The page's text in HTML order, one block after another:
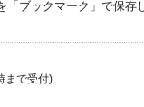
懺悔ニンニク飯
Foods】
ブックマーク」で保存
まで受付)